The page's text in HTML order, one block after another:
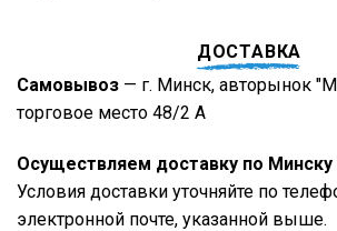
ДОСТАВКА
Самовывоз — г. Минск, авторынок
торговое место 48/2 А
Осуществляем доставку по Минску
Условия доставки уточняйте по
электронной почте, указанной выше.